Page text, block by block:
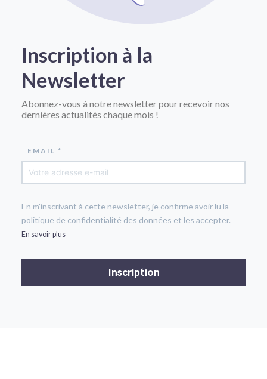
Inscription à la
Newsletter
Abonnez-vous à notre newsletter pour recevoir nos
dernières actualités chaque mois !
EMAIL *
En m'inscrivant à cette newsletter, je confirme avoir lu la
politique de confidentialité des données et les accepter.
En savoir plus